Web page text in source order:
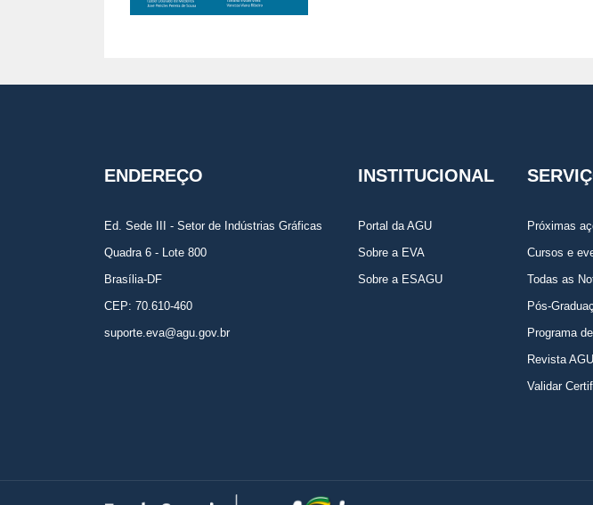
ENDEREÇO
Ed. Sede III - Setor de Indústrias Gráficas
Quadra 6 - Lote 800
Brasília-DF
CEP: 70.610-460
suporte.eva@agu.gov.br
INSTITUCIONAL
Portal da AGU
Sobre a EVA
Sobre a ESAGU
Próximas
Cursos e
Todas as
Pós-
Programa
Revista AGU
Validar